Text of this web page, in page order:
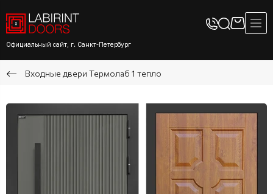
Официальный сайт, г. Санкт-Петербург
Входные двери Термолаб 1 тепло